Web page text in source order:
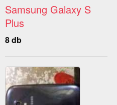
Samsung Galaxy S
Plus
8 db